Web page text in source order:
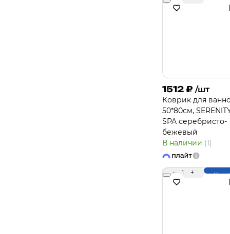
1512 ₽ /шт
Коврик для
50*80см,
SPA серебристо-
бежевый
В наличии (1)
- 1 +